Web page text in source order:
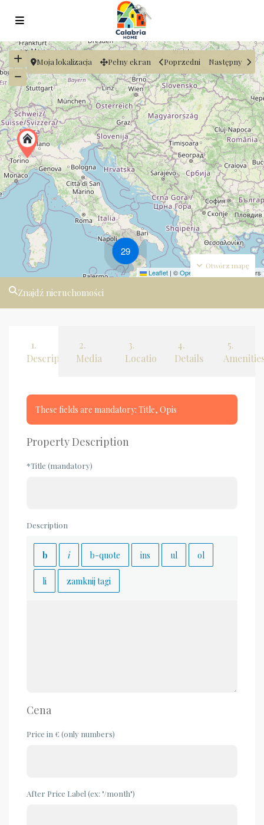
29
Leaflet | ©OpenStreetMap contributors
Otwórz mapę
Moja lokalizacja Pełny ekran Poprzedni Następny
Znajdź nieruchomości
1.
Description
2.
Media
3.
Location
4.
Details
5.
These fields are mandatory: Title, Opis
Property Description
*Title (mandatory)
Description
Cena
Price in € (only numbers)
After Price Label (ex: "/month")